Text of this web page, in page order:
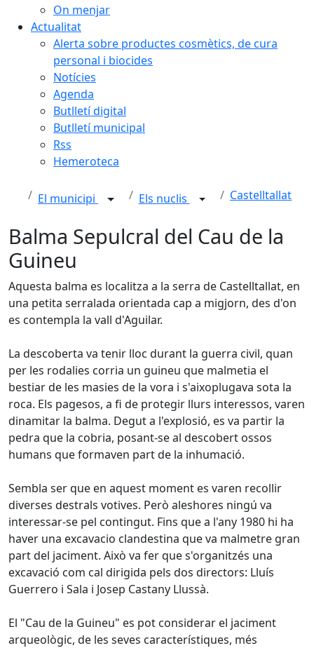
On menjar
Actualitat
Alerta sobre productes cosmètics, de cura
personal i biocides
Notícies
Agenda
Butlletí digital
Butlletí municipal
Rss
Hemeroteca
El municipi Els nuclis Castelltallat
Balma Sepulcral del Cau de la
Guineu
Aquesta balma es localitza a la serra de Castelltallat, en
una petita serralada orientada cap a migjorn, des d'on
es contempla la vall d'Aguilar.
La descoberta va tenir lloc durant la guerra civil, quan
per les rodalies corria un guineu que malmetia el
bestiar de les masies de la vora i s'aixoplugava sota la
roca. Els pagesos, a fi de protegir llurs interessos, varen
dinamitar la balma. Degut a l'explosió, es va partir la
pedra que la cobria, posant-se al descobert ossos
humans que formaven part de la inhumació.
Sembla ser que en aquest moment es varen recollir
diverses destrals votives. Però aleshores ningú va
interessar-se pel contingut. Fins que a l'any 1980 hi ha
haver una excavacio clandestina que va malmetre gran
part del jaciment. Això va fer que s'organitzés una
excavació com cal dirigida pels dos directors: Lluís
Guerrero i Sala i Josep Castany Llussà.
El "Cau de la Guineu" es pot considerar el jaciment
arqueològic, de les seves característiques, més